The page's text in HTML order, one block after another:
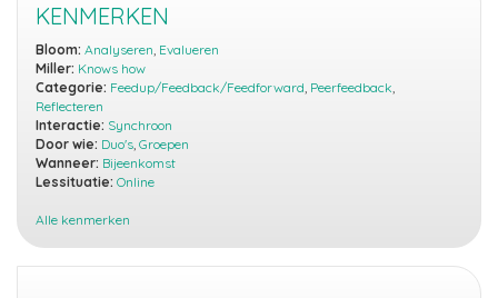
KENMERKEN
Bloom: Analyseren Evalueren
Miller: Knows how
Categorie: Feedup/Feedback/Feedforward Peerfeedback
Reflecteren
Interactie: Synchroon
Door wie: Duo's Groepen
Wanneer: Bijeenkomst
Lessituatie: Online
Alle kenmerken